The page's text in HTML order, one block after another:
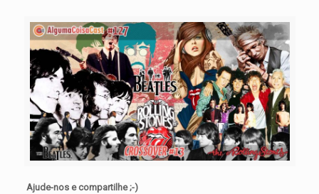
Ajude-nos e compartilhe ;-)